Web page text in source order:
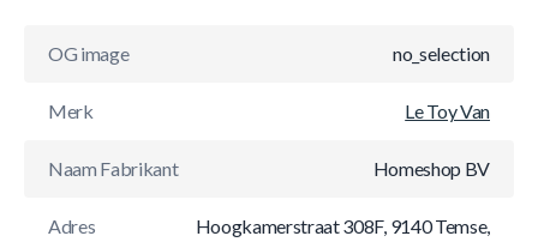
OG image no_selection
Merk Le Toy Van
Naam Fabrikant Homeshop BV
Adres
Hoogkamerstraat 308F, 9140 Temse,